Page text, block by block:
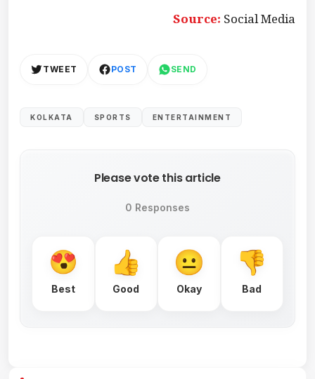
Source:Social Media
TWEET POST SEND
KOLKATA SPORTS ENTERTAINMENT
Please vote this article
0 Responses
Best Good Okay Bad